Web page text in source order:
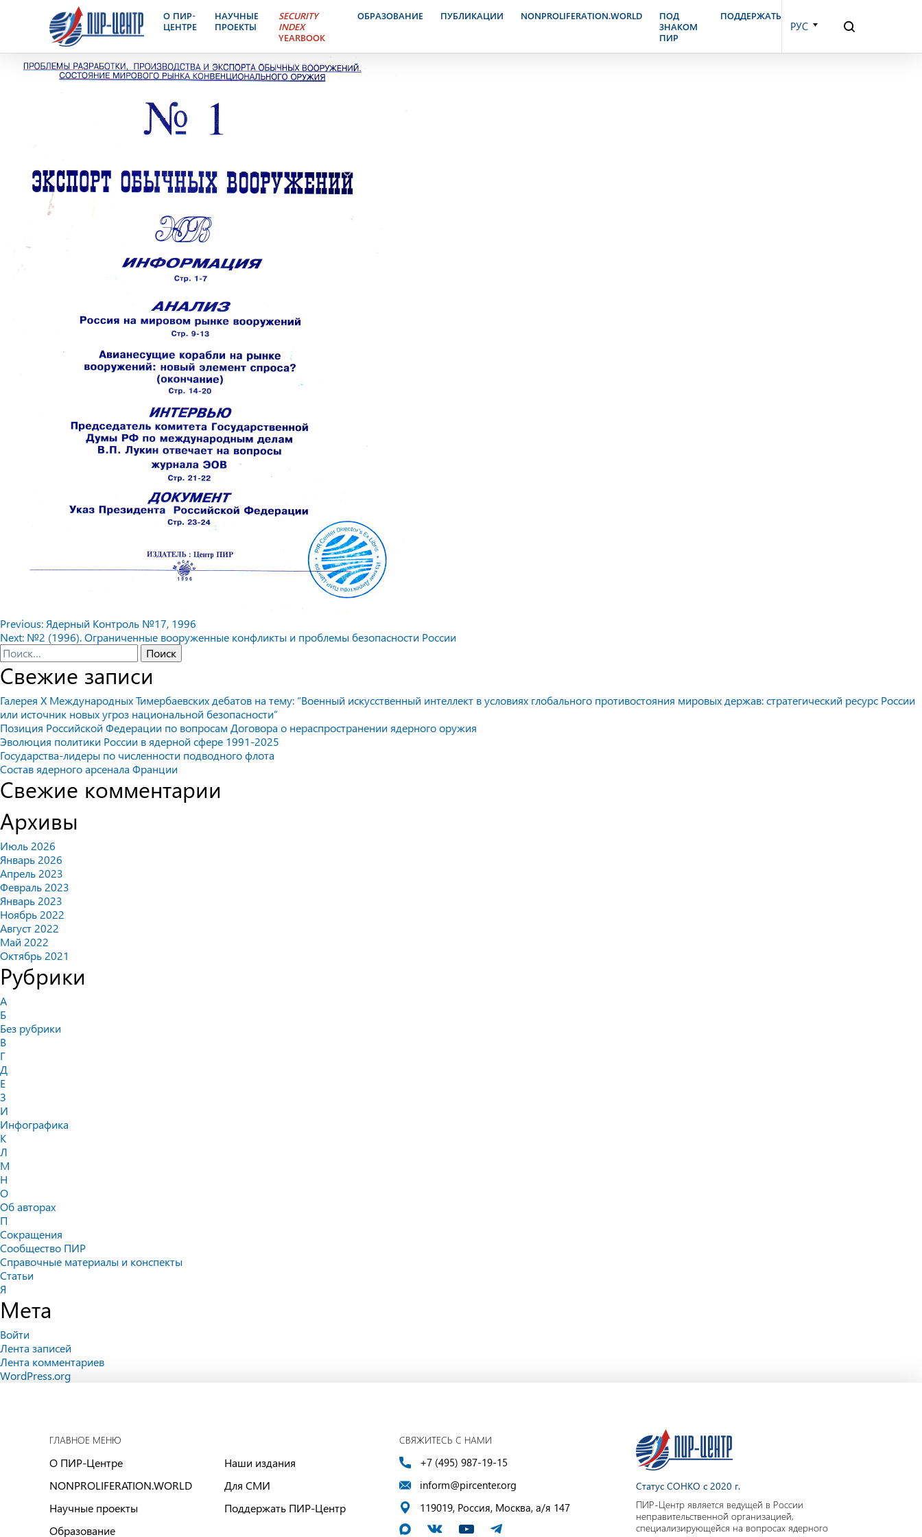
О ПИР-
ЦЕНТРЕ
НАУЧНЫЕ
ПРОЕКТЫ
SECURITY
INDEX
YEARBOOK
ОБРАЗОВАНИЕ ПУБЛИКАЦИИ NONPROLIFERATION.WORLD
ПОД
ЗНАКОМ
ПИР
ПОДДЕРЖАТЬ
РУС
Экспорт Обычных Вооружений №1, 1996
Навигация
по
записям
Previous: Ядерный Контроль №17, 1996
Next: №2 (1996). Ограниченные вооруженные конфликты и проблемы безопасности России
Найти:
Свежие записи
Галерея X Международных Тимербаевских дебатов на тему: “Военный искусственный интеллект в условиях глобального противостояния мировых держав: стратегический ресурс России
или источник новых угроз национальной безопасности”
Позиция Российской Федерации по вопросам Договора о нераспространении ядерного оружия
Эволюция политики России в ядерной сфере 1991-2025
Государства-лидеры по численности подводного флота
Состав ядерного арсенала Франции
Свежие комментарии
Архивы
Июль 2026
Январь 2026
Апрель 2023
Февраль 2023
Январь 2023
Ноябрь 2022
Август 2022
Май 2022
Октябрь 2021
Рубрики
А
Б
Без рубрики
В
Г
Д
Е
З
И
Инфографика
К
Л
М
Н
О
Об авторах
П
Сокращения
Сообщество ПИР
Справочные материалы и конспекты
Статьи
Я
Мета
Войти
Лента записей
Лента комментариев
WordPress.org
ГЛАВНОЕ МЕНЮ
О ПИР-Центре
NONPROLIFERATION.WORLD
Научные проекты
Образование
Наши издания
Для СМИ
Поддержать ПИР-Центр
СВЯЖИТЕСЬ С НАМИ
+7 (495) 987-19-15
inform@pircenter.org
119019, Россия, Москва, а/я 147
Статус СОНКО с 2020 г.
ПИР-Центр является ведущей в России
неправительственной организацией,
специализирующейся на вопросах ядерного